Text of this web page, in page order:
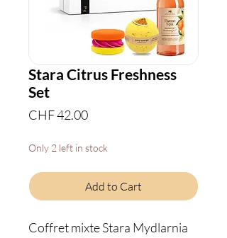
Stara Citrus Freshness
Set
CHF 42.00Price
Only 2 left in stock
Add to Cart
Coffret mixte Stara Mydlarnia